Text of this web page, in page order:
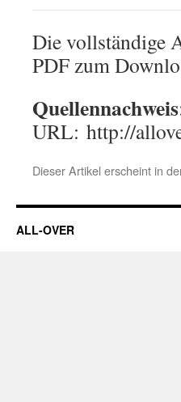
Die vollständige
PDF zum
Quellennachweis
URL: http://
Dieser Artikel erscheint in
ALL-OVER